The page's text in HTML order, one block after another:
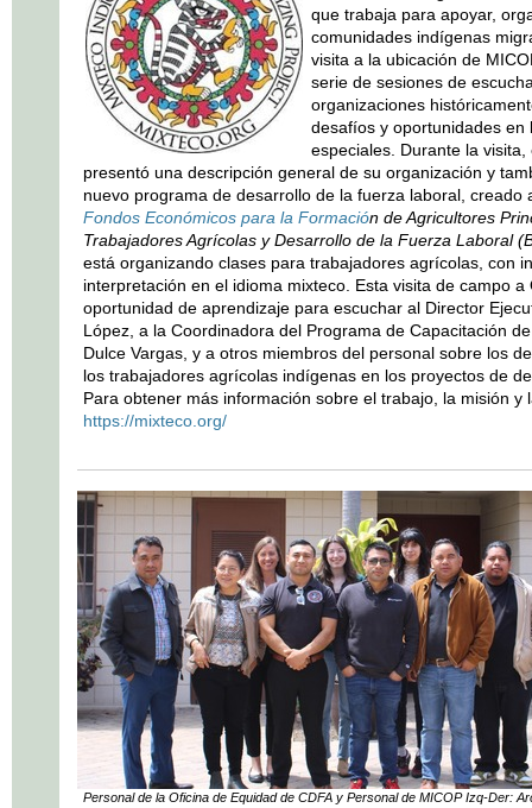
que trabaja para apoyar,
comunidades indígenas
visita a la ubicación de
serie de sesiones de
organizaciones
desafíos y oportunidades en
especiales. Durante la
presentó una descripción general de su organización y
nuevo programa de desarrollo de la fuerza laboral, creado
Fondos Económicos para la Formación de Agricultores
Trabajadores Agrícolas y Desarrollo de la Fuerza Laboral
está organizando clases para trabajadores agrícolas, con
interpretación en el idioma mixteco. Esta visita de campo a
oportunidad de aprendizaje para escuchar al Director
López, a la Coordinadora del Programa de Capacitación
Dulce Vargas, y a otros miembros del personal sobre los
los trabajadores agrícolas indígenas en los proyectos de
Para obtener más información sobre el trabajo, la misión y
https://mixteco.org/
Personal de la Oficina de Equidad de CDFA y Personal de MICOP Izq-Der: